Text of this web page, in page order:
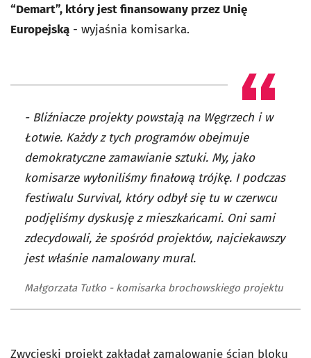
“Demart”, który jest finansowany przez Unię
Europejską - wyjaśnia komisarka.
- Bliźniacze projekty powstają na Węgrzech i w
Łotwie. Każdy z tych programów obejmuje
demokratyczne zamawianie sztuki. My, jako
komisarze wyłoniliśmy finałową trójkę. I podczas
festiwalu Survival, który odbył się tu w czerwcu
podjęliśmy dyskusję z mieszkańcami. Oni sami
zdecydowali, że spośród projektów, najciekawszy
jest właśnie namalowany mural.
Małgorzata Tutko - komisarka brochowskiego projektu
Zwycięski projekt zakładał zamalowanie ścian bloku